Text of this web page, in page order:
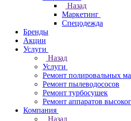
Назад
Маркетинг
Спецодежда
Бренды
Акции
Услуги
Назад
Услуги
Ремонт полировальных
Ремонт пылеводососов
Ремонт турбосушек
Ремонт аппаратов
Компания
Назад